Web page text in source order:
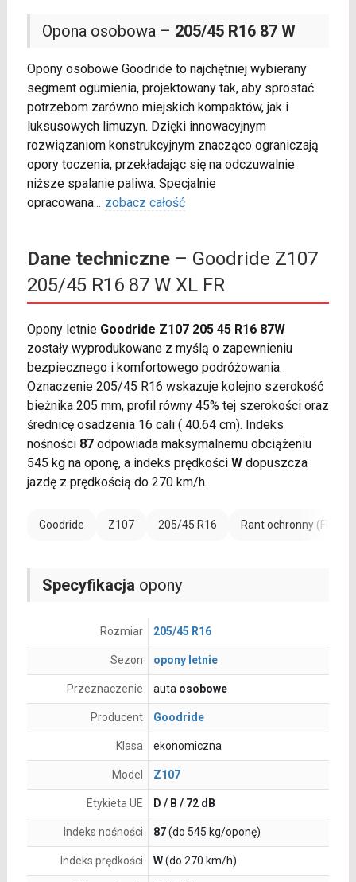
Opona osobowa – 205/45 R16 87 W
Opony osobowe Goodride to najchętniej wybierany
segment ogumienia, projektowany tak, aby sprostać
potrzebom zarówno miejskich kompaktów, jak i
luksusowych limuzyn. Dzięki innowacyjnym
rozwiązaniom konstrukcyjnym znacząco ograniczają
opory toczenia, przekładając się na odczuwalnie
niższe spalanie paliwa. Specjalnie
opracowana... zobacz całość
Dane techniczne– Goodride Z107
205/45 R16 87 W XL FR
Opony letnie Goodride Z107 205 45 R16 87W
zostały wyprodukowane z myślą o zapewnieniu
bezpiecznego i komfortowego podróżowania.
Oznaczenie 205/45 R16 wskazuje kolejno szerokość
bieżnika 205 mm, profil równy 45% tej szerokości oraz
średnicę osadzenia 16 cali ( 40.64 cm). Indeks
nośności 87odpowiada maksymalnemu obciążeniu
545 kg na oponę, a indeks prędkości Wdopuszcza
jazdę z prędkością do 270 km/h.
Goodride Z107 205/45 R16 Rant ochronny (FR)
Specyfikacja opony
Rozmiar 205/45 R16
Sezon opony letnie
Przeznaczenie auta osobowe
Producent Goodride
Klasa ekonomiczna
Model Z107
Etykieta UE D / B / 72 dB
Indeks nośności 87(do 545 kg/oponę)
Indeks prędkości W(do 270 km/h)